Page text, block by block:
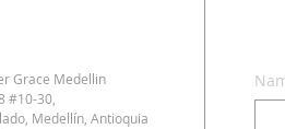
Grace Medellin
#10-30,
Medellín, Antioquia